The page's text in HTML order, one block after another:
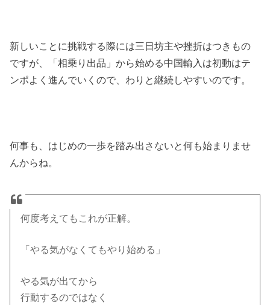
新しいことに挑戦する際には三日坊主や挫折はつきもの
ですが、「相乗り出品」から始める中国輸入は初動はテ
ンポよく進んでいくので、わりと継続しやすいのです。
何事も、はじめの一歩を踏み出さないと何も始まりませ
んからね。
何度考えてもこれが正解。
「やる気がなくてもやり始める」
やる気が出てから
行動するのではなく